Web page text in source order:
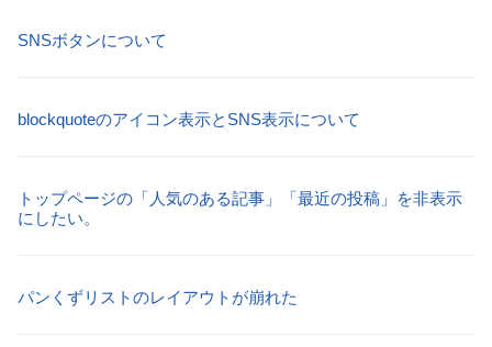
SNSボタンについて
blockquoteのアイコン表示とSNS表示について
トップページの「人気のある記事」「最近の投稿」を非表示
にしたい。
パンくずリストのレイアウトが崩れた